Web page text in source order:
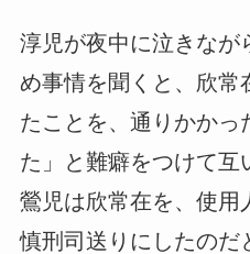
淳児が夜中に泣きなが
め事情を聞くと、欣常
たことを、通りかかっ
た」と難癖をつけて互
鶯児は欣常在を、使用
慎刑司送りにしたのだ